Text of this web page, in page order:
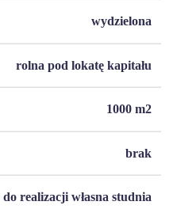
wydzielona
rolna pod lokatę kapitału
1000 m2
brak
do realizacji własna studnia